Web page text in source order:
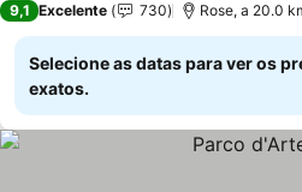
9,1 Excelente 730 Rose, a 20.0
Selecione as datas para ver os
exatos.